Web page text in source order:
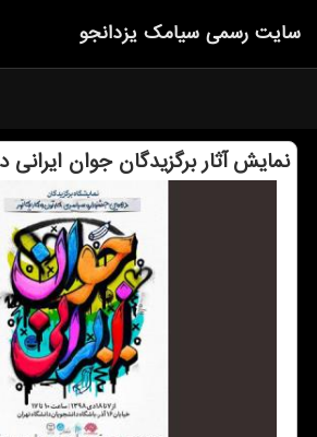
سایت رسمی سیامك یزدانجو
نمایش آثار برگزیدگان جوان ایرانی